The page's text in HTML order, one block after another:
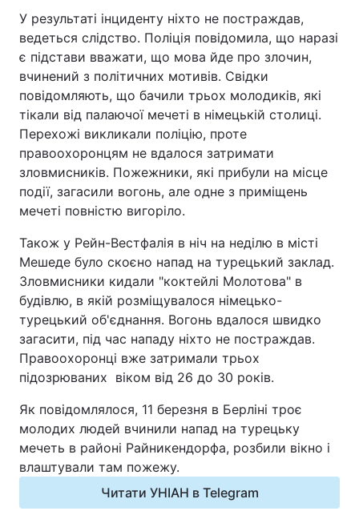
Зброя Інциденти
Здоров'я Туризм
Цікавинки Погода
Відео з Youtube Статті
Інтерв'ю Думки
Контакти
ПОСЛУГИ
Реклама на сайті Фотобанк
Моніторинг Пресцентр
У результаті інциденту ніхто не постраждав,
ведеться слідство. Поліція повідомила, що наразі
є підстави вважати, що мова йде про злочин,
вчинений з політичних мотивів. Свідки
повідомляють, що бачили трьох молодиків, які
тікали від палаючої мечеті в німецькій столиці.
Перехожі викликали поліцію, проте
правоохоронцям не вдалося затримати
зловмисників. Пожежники, які прибули на місце
події, загасили вогонь, але одне з приміщень
мечеті повністю вигоріло.
Також у Рейн-Вестфалія в ніч на неділю в місті
Мешеде було скоєно напад на турецький заклад.
Зловмисники кидали "коктейлі Молотова" в
будівлю, в якій розміщувалося німецько-
турецький об'єднання. Вогонь вдалося швидко
загасити, під час нападу ніхто не постраждав.
Правоохоронці вже затримали трьох
підозрюваних віком від 26 до 30 років.
Як повідомлялося, 11 березня в Берліні троє
молодих людей вчинили напад на турецьку
мечеть в районі Райникендорфа, розбили вікно і
влаштували там пожежу.
Читати УНІАН в Telegram